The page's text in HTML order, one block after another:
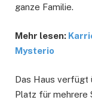
ganze Familie.
Mehr lesen:
Mysterio
Das Haus verfügt
Platz für mehrere